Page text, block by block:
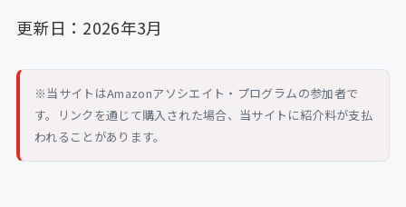
更新日：2026年3月
※当サイトはAmazonアソシエイト・プログラムの参加者で
す。リンクを通じて購入された場合、当サイトに紹介料が支払
われることがあります。